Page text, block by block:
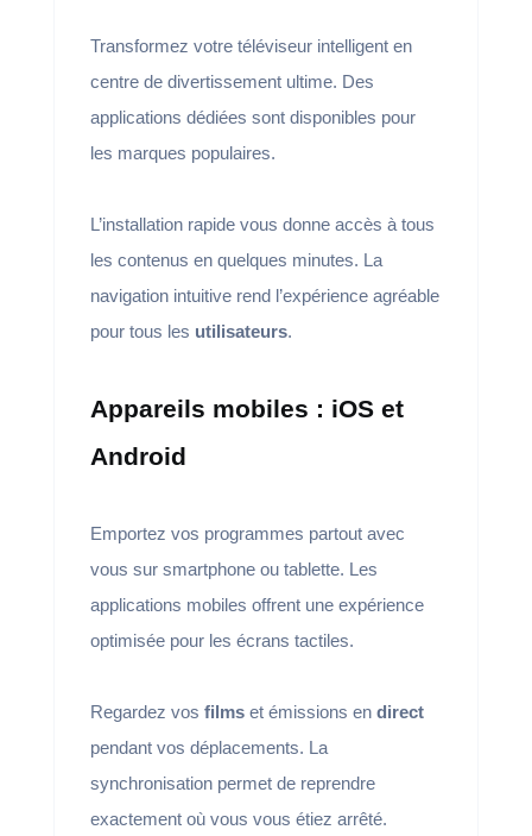
Transformez votre téléviseur intelligent en
centre de divertissement ultime. Des
applications dédiées sont disponibles pour
les marques populaires.
L’installation rapide vous donne accès à tous
les contenus en quelques minutes. La
navigation intuitive rend l’expérience agréable
pour tous les utilisateurs.
Appareils mobiles : iOS et
Android
Emportez vos programmes partout avec
vous sur smartphone ou tablette. Les
applications mobiles offrent une expérience
optimisée pour les écrans tactiles.
Regardez vos filmset émissions en direct
pendant vos déplacements. La
synchronisation permet de reprendre
exactement où vous vous étiez arrêté.